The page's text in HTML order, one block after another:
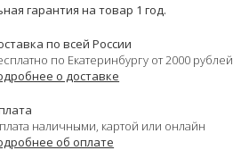
гарантия на товар 1 год.
по всей России
по Екатеринбургу от 2000 рублей
о доставке
наличными, картой или онлайн
об оплате